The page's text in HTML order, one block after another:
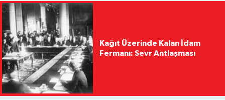
Kağıt Üzerinde Kalan İdam
Fermanı: Sevr Antlaşması